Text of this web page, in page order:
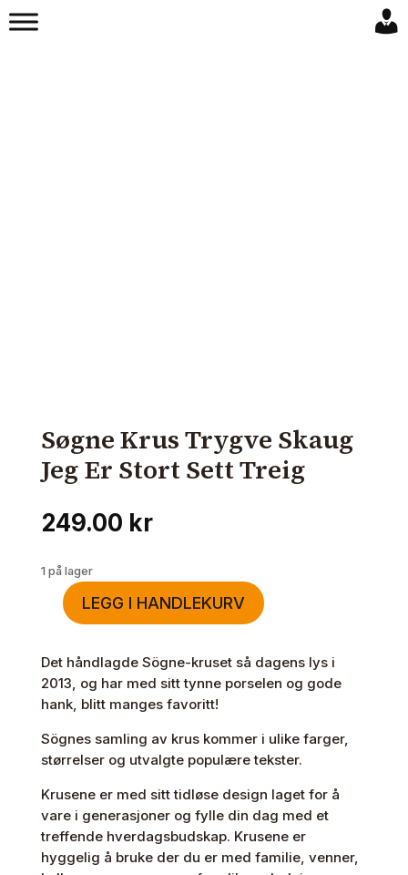
Søgne Krus Trygve Skaug
Jeg Er Stort Sett Treig
249.00 kr
1 på lager
Søgne
Trygve
Skaug
Jeg
Stort
Sett
antall
LEGG I HANDLEKURV
Det håndlagde Sögne-kruset så dagens lys i
2013, og har med sitt tynne porselen og gode
hank, blitt manges favoritt!
Sögnes samling av krus kommer i ulike farger,
størrelser og utvalgte populære tekster.
Krusene er med sitt tidløse design laget for å
vare i generasjoner og fylle din dag med et
treffende hverdagsbudskap. Krusene er
hyggelig å bruke der du er med familie, venner,